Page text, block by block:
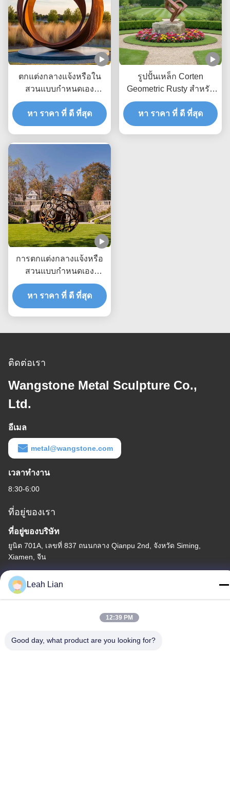
ตกแต่งกลางแจ้งหรือใน
สวนแบบกำหนดเอง
วงแหวนเหล็กคอร์เทน
หา ราคา ที่ ดี ที่สุด
รูปปั้นเหล็ก Corten
Geometric Rusty สําหรับ
การตกแต่งสวนกลางแจ้ง
และศิลปะภูมิทัศน์
หา ราคา ที่ ดี ที่สุด
การตกแต่งกลางแจ้งหรือ
สวนแบบกำหนดเอง
ลูกบอลกลวงเหล็กคอร์เทน
หา ราคา ที่ ดี ที่สุด
ติดต่อเรา
Wangstone Metal Sculpture Co.,
Ltd.
อีเมล
metal@wangstone.com
เวลาทำงาน
8:30-6:00
ที่อยู่ของเรา
ที่อยู่ของบริษัท
ยูนิต 701A, เลขที่ 837 ถนนกลาง Qianpu 2nd, จังหวัด Siming,
Xiamen, จีน
ที่อยู่โรงงาน
เลขที่ 72 ถนนยองจุน หมู่บ้านวูเฟง ตําบลชองวู เมืองควานโจว เมืองฟู
เจียน ประเทศจีน
86-592-5175705
Leah Lian
12:39 PM
Good day, what product are you looking for?